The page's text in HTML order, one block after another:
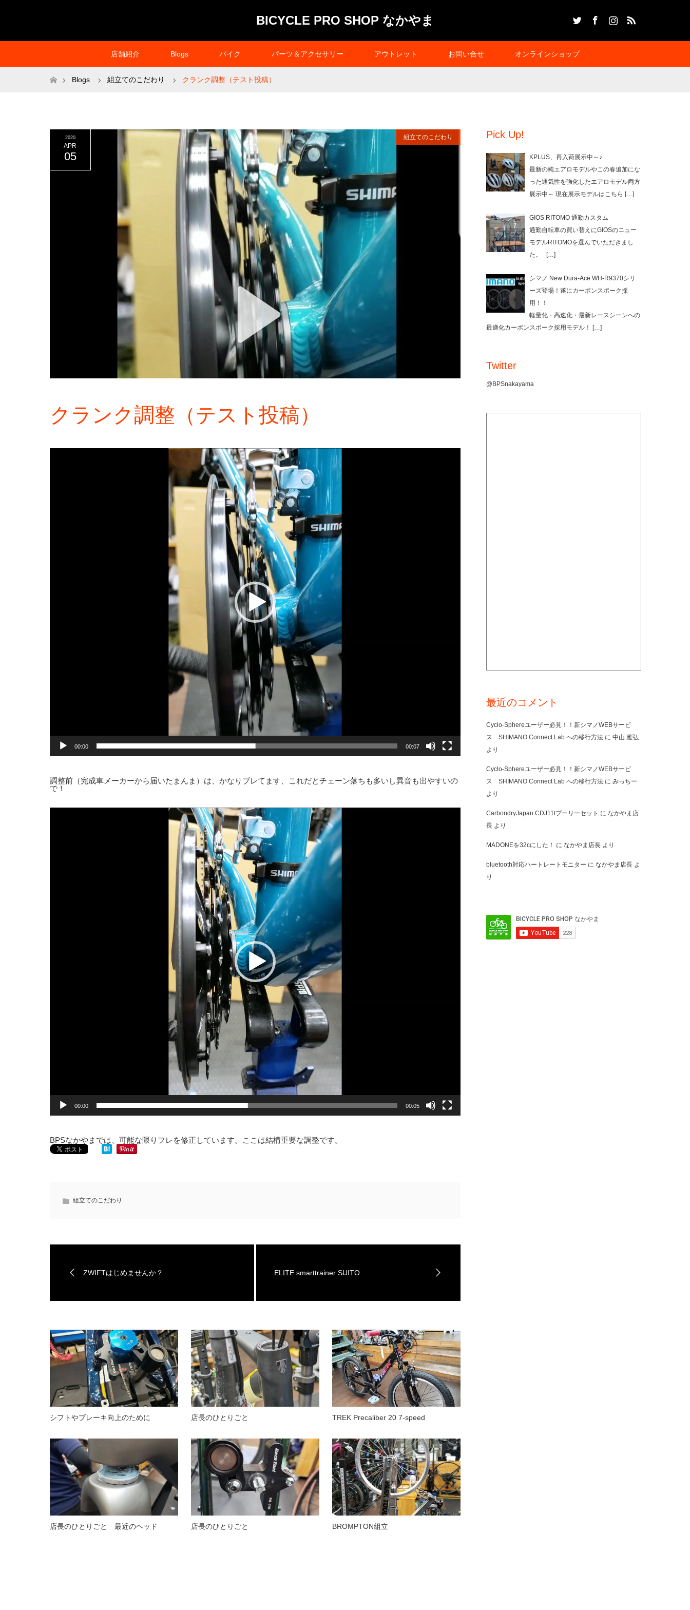
BICYCLE PRO SHOP なかやま
店舗紹介 Blogs バイク パーツ＆アクセサリー アウトレット お問い合せ オンラインショップ
ホームBlogs 組立てのこだわり クランク調整（テスト投稿）
2020
APR
05
組立てのこだわり
クランク調整（テスト投稿）
00:00 00:07
調整前（完成車メーカーから届いたまんま）は、かなりブレてます、これだとチェーン落ちも多いし異音も出やすいの
で！
00:00 00:05
BPSなかやまでは、可能な限りフレを修正しています。ここは結構重要な調整です。
組立てのこだわり
ZWIFTはじめませんか？ ELITE smarttrainer SUITO
シフトやブレーキ向上のために 店長のひとりごと TREK Precaliber 20 7-speed
店長のひとりごと 最近のヘッド 店長のひとりごと BROMPTON組立
Pick Up!
KPLUS、再入荷展示中～♪
最新の純エアロモデルやこの春追加にな
った通気性を強化したエアロモデル両方
展示中～ 現在展示モデルはこちら […]
GIOS RITOMO 通勤カスタム
通勤自転車の買い替えにGIOSのニュー
モデルRITOMOを選んでいただきまし
た。
[…]
シマノ New Dura-Ace WH-R9370シリ
ーズ登場！遂にカーボンスポーク採
用！！
軽量化・高速化・最新レースシーンへの
最適化カーボンスポーク採用モデル！
[…]
Twitter
@BPSnakayama
最近のコメント
Cyclo-Sphereユーザー必見！！新シマノWEBサービ
ス SHIMANO Connect Lab への移行方法 に 中山 雅弘
より
Cyclo-Sphereユーザー必見！！新シマノWEBサービ
ス SHIMANO Connect Lab への移行方法 に みっちー
より
CarbondryJapan CDJ11tプーリーセット に なかやま店
長 より
MADONEを32cにした！ に なかやま店長 より
bluetooth対応ハートレートモニター に なかやま店長 よ
り